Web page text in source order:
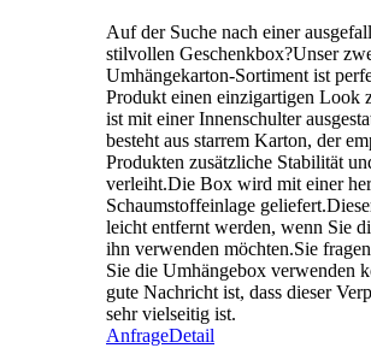
Auf der Suche nach einer
stilvollen Geschenkbox?Unser
Umhängekarton-Sortiment ist
Produkt einen einzigartigen Look
ist mit einer Innenschulter
besteht aus starrem Karton, der
Produkten zusätzliche Stabilität
verleiht.Die Box wird mit einer
Schaumstoffeinlage
leicht entfernt werden, wenn Sie
ihn verwenden möchten.Sie
Sie die Umhängebox verwenden
gute Nachricht ist, dass dieser
sehr vielseitig ist.
AnfrageDetail